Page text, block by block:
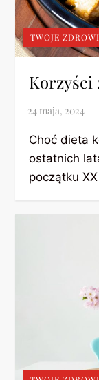
TWOJE
Korzyści
Choć dieta
ostatnich
początku